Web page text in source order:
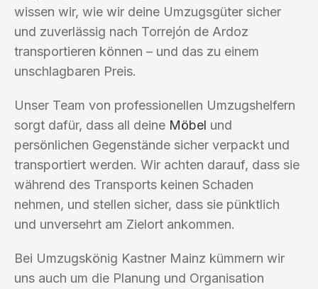
wissen wir, wie wir deine Umzugsgüter sicher
und zuverlässig nach Torrejón de Ardoz
transportieren können – und das zu einem
unschlagbaren Preis.
Unser Team von professionellen Umzugshelfern
sorgt dafür, dass all deine Möbel und
persönlichen Gegenstände sicher verpackt und
transportiert werden. Wir achten darauf, dass sie
während des Transports keinen Schaden
nehmen, und stellen sicher, dass sie pünktlich
und unversehrt am Zielort ankommen.
Bei Umzugskönig Kastner Mainz kümmern wir
uns auch um die Planung und Organisation